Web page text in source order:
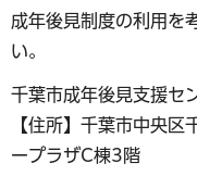
成年後見制度の利用を
い。
千葉市成年後見支援セ
【住所】千葉市中央
ープラザC棟3階